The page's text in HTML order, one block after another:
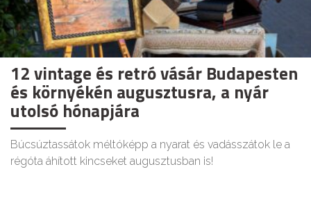
12 vintage és retró vásár Budapesten
és környékén augusztusra, a nyár
utolsó hónapjára
Búcsúztassátok méltóképp a nyarat és vadásszátok le a
régóta áhított kincseket augusztusban is!